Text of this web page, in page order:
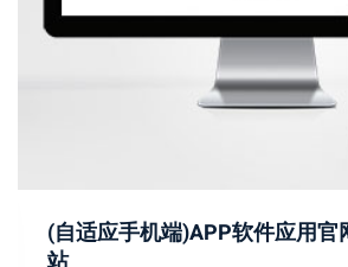
(自适应手机端)APP软件应用官